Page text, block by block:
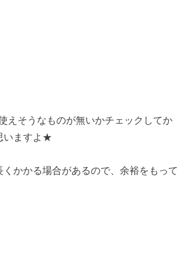
えそうなものが無いかチェックしてか
いますよ★
かかる場合があるので、余裕をもって